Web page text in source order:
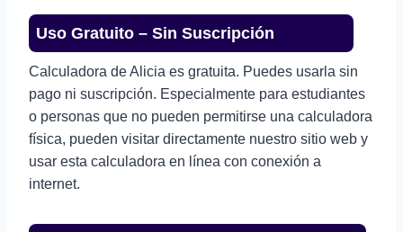
Uso Gratuito – Sin Suscripción
Calculadora de Alicia es gratuita. Puedes usarla sin
pago ni suscripción. Especialmente para estudiantes
o personas que no pueden permitirse una calculadora
física, pueden visitar directamente nuestro sitio web y
usar esta calculadora en línea con conexión a
internet.